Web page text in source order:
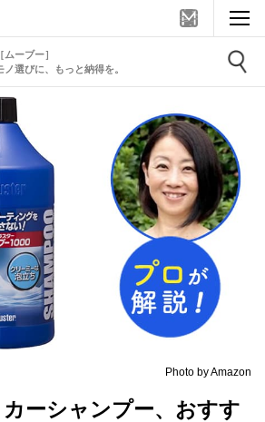
［ムーブー］
ノ選びに、もっと納得を。
Photo by Amazon
カーシャンプー、おすす